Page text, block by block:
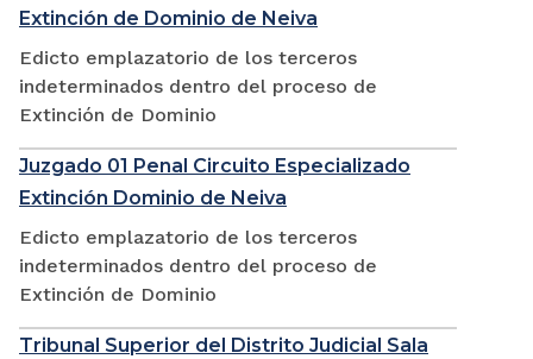
Extinción de Dominio de Neiva
Edicto emplazatorio de los terceros
indeterminados dentro del proceso de
Extinción de Dominio
Juzgado 01 Penal Circuito Especializado
Extinción Dominio de Neiva
Edicto emplazatorio de los terceros
indeterminados dentro del proceso de
Extinción de Dominio
Tribunal Superior del Distrito Judicial Sala